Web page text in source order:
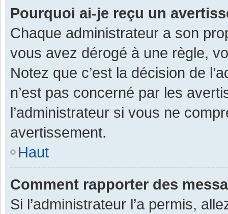
Pourquoi ai-je reçu un
Chaque administrateur a son
vous avez dérogé à une règle,
Notez que c’est la décision de
n’est pas concerné par les
l’administrateur si vous ne
avertissement.
Haut
Comment rapporter des
Si l’administrateur l’a permis,